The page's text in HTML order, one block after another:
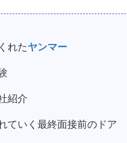
れたヤンマー
紹介
ていく最終面接前のドア